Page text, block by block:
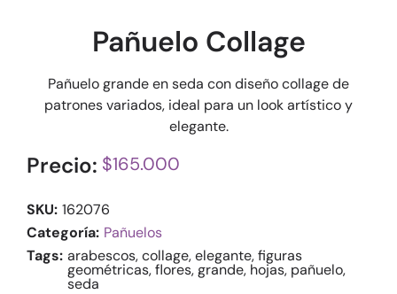
Pañuelo Collage
Pañuelo grande en seda con diseño collage de
patrones variados, ideal para un look artístico y
elegante.
Precio: $165.000
SKU: 162076
Categoría: Pañuelos
Tags: arabescos,collage,elegante,figuras
geométricas,flores,grande, hojas, pañuelo,
seda